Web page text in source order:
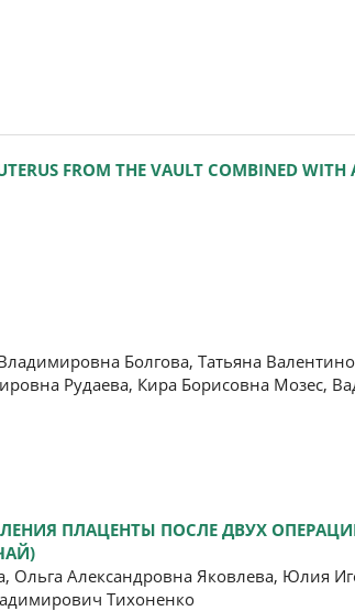
FROM THE VAULT COMBINED WITH
Болгова, Татьяна
Рудаева, Кира Борисовна Мозес,
ПЛАЦЕНТЫ ПОСЛЕ ДВУХ
Александровна Яковлева, Юлия
Тихоненко